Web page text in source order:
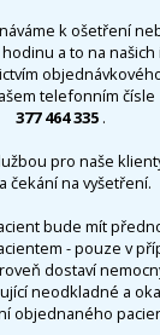
k ošetření
a to na
telefonním čísle
377 464 335 .
pro naše
čekání na vyšetření.
bude mít
- pouze v
dostaví
neodkladné a
objednaného